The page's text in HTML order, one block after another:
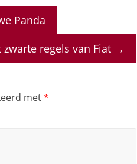
Panda
regels van Fiat →
met*